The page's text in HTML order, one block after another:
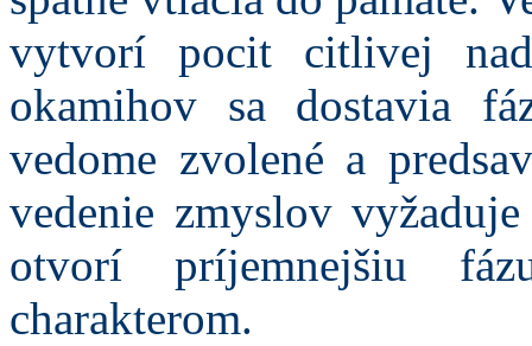
vytvorí pocit citlivej
okamihov sa dostavia
vedome zvolené a
vedenie zmyslov
otvorí príjemnejšiu
charakterom.